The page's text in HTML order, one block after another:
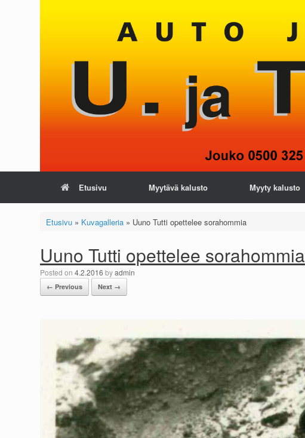
Etusivu Myytävä kalusto Myyty kalusto
Etusivu» Kuvagalleria» Uuno Tutti opettelee sorahommia
Uuno Tutti opettelee sorahommia
Posted on 4.2.2016 byadmin
← Previous Next →